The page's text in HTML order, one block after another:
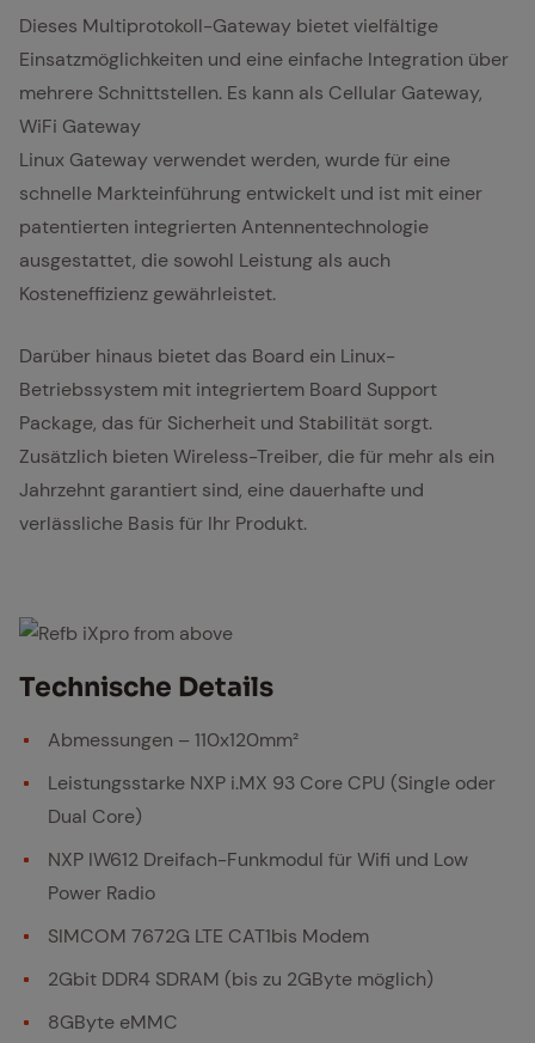
Dieses Multiprotokoll-Gateway bietet vielfältige
Einsatzmöglichkeiten und eine einfache Integration über
mehrere Schnittstellen. Es kann als Cellular Gateway,
WiFi Gateway
Linux Gateway verwendet werden, wurde für eine
schnelle Markteinführung entwickelt und ist mit einer
patentierten integrierten Antennentechnologie
ausgestattet, die sowohl Leistung als auch
Kosteneffizienz gewährleistet.
Darüber hinaus bietet das Board ein Linux-
Betriebssystem mit integriertem Board Support
Package, das für Sicherheit und Stabilität sorgt.
Zusätzlich bieten Wireless-Treiber, die für mehr als ein
Jahrzehnt garantiert sind, eine dauerhafte und
verlässliche Basis für Ihr Produkt.
Refb iXpro from above
Tech­ni­sche De­tails
Abmessungen – 110x120mm²
Leistungsstarke NXP i.MX 93 Core CPU (Single oder
Dual Core)
NXP IW612 Dreifach-Funkmodul für Wifi und Low
Power Radio
SIMCOM 7672G LTE CAT1bis Modem
2Gbit DDR4 SDRAM (bis zu 2GByte möglich)
8GByte eMMC